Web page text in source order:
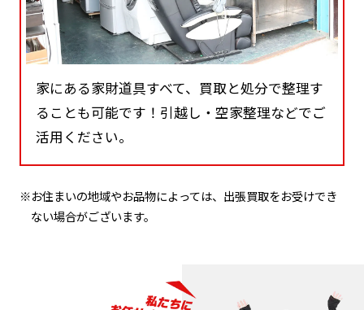
家にある家財道具すべて、買取と処分で整理す
ることも可能です！引越し・空家整理などでご
活用ください。
※お住まいの地域やお品物によっては、出張買取をお受けでき
ない場合がございます。